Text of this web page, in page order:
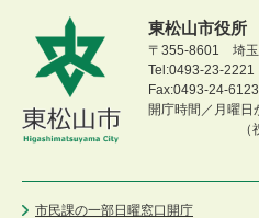
東松山市役所
〒355-8601 埼玉
Tel:0493-23-2221
Fax:0493-24-6123
開庁時間／月曜日
市民課の一部日曜窓口開庁